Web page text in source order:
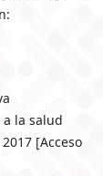
la salud
[Acceso